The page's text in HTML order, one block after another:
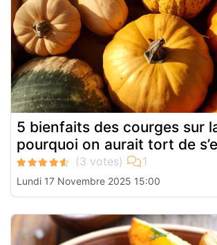
5 bienfaits des courges sur
pourquoi on aurait tort de
Lundi 17 Novembre 2025 15:00